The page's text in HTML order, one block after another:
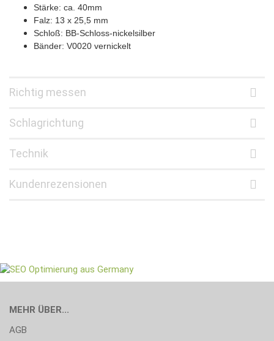
Stärke: ca. 40mm
Falz: 13 x 25,5 mm
Schloß: BB-Schloss-nickelsilber
Bänder: V0020 vernickelt
Richtig messen
Schlagrichtung
Technik
Kundenrezensionen
MEHR ÜBER...
AGB